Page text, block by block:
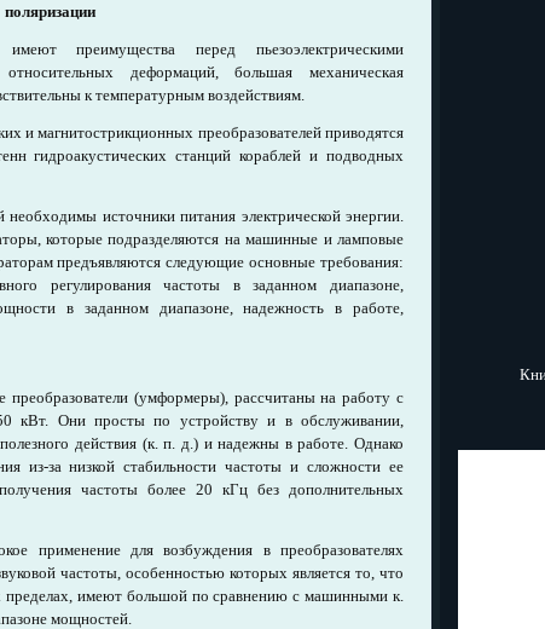
поляризации
имеют преимущества перед пьезоэлектрическими
деформаций, большая механическая
к температурным воздействиям.
и магнитострикционных преобразователей приводятся
гидроакустических станций кораблей и подводных
источники питания электрической энергии.
которые подразделяются на машинные и ламповые
предъявляются следующие основные требования:
регулирования частоты в заданном диапазоне,
в заданном диапазоне, надежность в работе,
(умформеры), рассчитаны на работу с
Они просты по устройству и в обслуживании,
действия (к. п. д.) и надежны в работе. Однако
из-за низкой стабильности частоты и сложности ее
частоты более 20 кГц без дополнительных
применение для возбуждения в преобразователях
частоты, особенностью которых является то, что
пределах, имеют большой по сравнению с машинными к.
мощностей.